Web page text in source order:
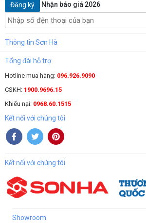
Đăng ký Nhận báo giá 2026
Thông tin Sơn Hà
Tổng đài hỗ trợ
Hotline mua hàng: 096.926.9090
CSKH: 1900.9696.15
Khiếu nại: 0968.60.1515
Kết nối với chúng tôi
Kết nối với chúng tôi
Showroom